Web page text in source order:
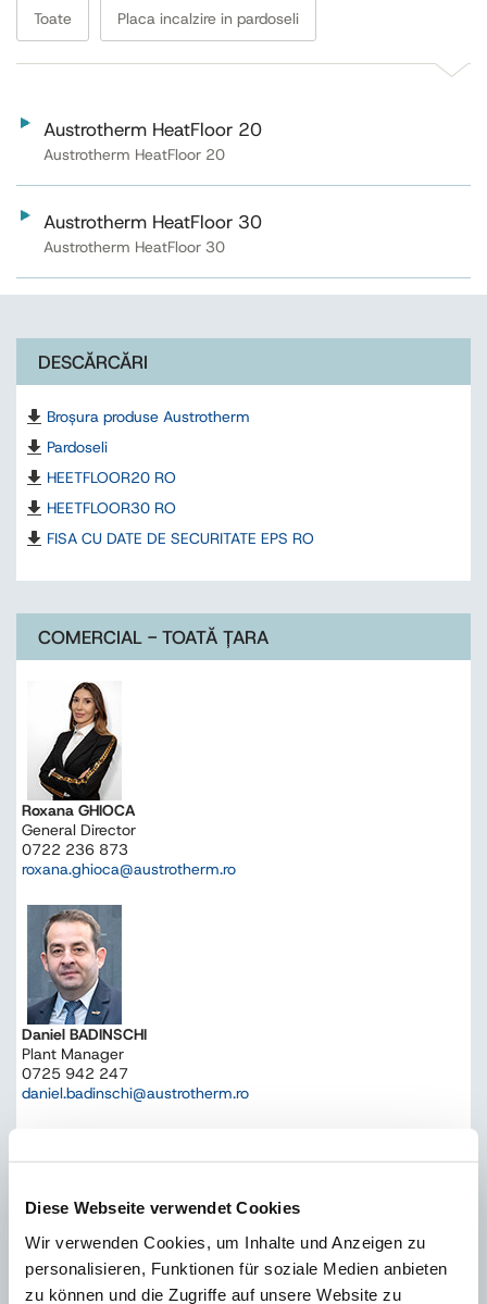
Diese Webseite verwendet Cookies
Wir verwenden Cookies, um Inhalte und Anzeigen zu
personalisieren, Funktionen für soziale Medien anbieten
zu können und die Zugriffe auf unsere Website zu
Toate Placa incalzire in pardoseli
Austrotherm HeatFloor 20
Austrotherm HeatFloor 20
Austrotherm HeatFloor 30
Austrotherm HeatFloor 30
DESCĂRCĂRI
Broșura produse Austrotherm
Pardoseli
HEETFLOOR20 RO
HEETFLOOR30 RO
FISA CU DATE DE SECURITATE EPS RO
COMERCIAL - TOATĂ ȚARA
Roxana GHIOCA
General Director
0722 236 873
roxana.ghioca@austrotherm.ro
Daniel BADINSCHI
Plant Manager
0725 942 247
daniel.badinschi@austrotherm.ro